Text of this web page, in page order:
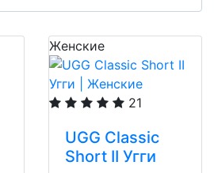
Женские
21
UGG Classic
Short II Угги